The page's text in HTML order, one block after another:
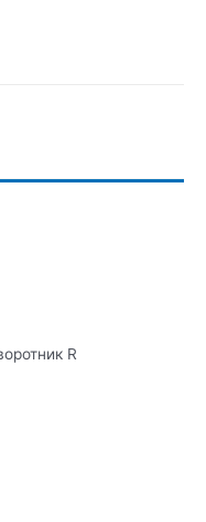
R